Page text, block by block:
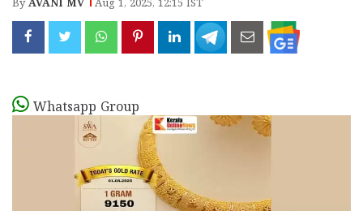
ByAVANI MV Aug 1, 2025, 12:15 IST
Whatsapp Group